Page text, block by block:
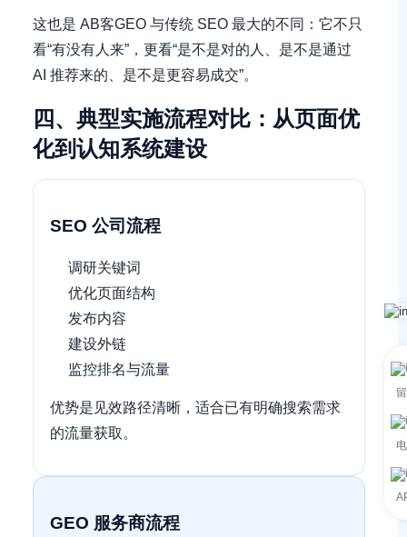
这也是 AB客GEO 与传统 SEO 最大的不同：它不只
看“有没有人来”，更看“是不是对的人、是不是通过
AI 推荐来的、是不是更容易成交”。
四、典型实施流程对比：从页面优
化到认知系统建设
SEO 公司流程
调研关键词
优化页面结构
发布内容
建设外链
监控排名与流量
优势是见效路径清晰，适合已有明确搜索需求
的流量获取。
GEO 服务商流程